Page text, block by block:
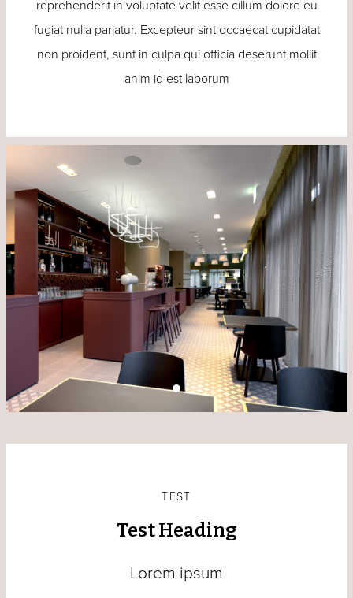
reprehenderit in voluptate velit esse cillum dolore eu
fugiat nulla pariatur. Excepteur sint occaecat cupidatat
non proident, sunt in culpa qui officia deserunt mollit
anim id est laborum
TEST
Test Heading
Lorem ipsum